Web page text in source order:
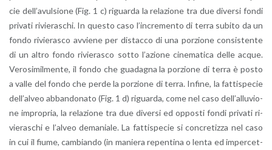
cie del­l’a­vul­sio­ne (Fig. 1 c) ri­guar­da la re­la­zio­ne tra due di­ver­si fondi
pri­va­ti ri­vie­ra­schi. In que­sto caso l’in­cre­men­to di terra su­bi­to da un
fondo ri­vie­ra­sco av­vie­ne per di­stac­co di una por­zio­ne con­si­sten­te
di un altro fondo ri­vie­ra­sco sotto l’a­zio­ne ci­ne­ma­ti­ca delle acque.
Ve­ro­si­mil­men­te, il fondo che gua­da­gna la por­zio­ne di terra è posto
a valle del fondo che perde la por­zio­ne di terra. In­fi­ne, la fat­ti­spe­cie
del­l’al­veo ab­ban­do­na­to (Fig. 1 d) ri­guar­da, come nel caso del­l’al­lu­vio­
ne im­pro­pria, la re­la­zio­ne tra due di­ver­si ed op­po­sti fondi pri­va­ti ri­
vie­ra­schi e l’al­veo de­ma­nia­le. La fat­ti­spe­cie si con­cre­tiz­za nel caso
in cui il fiume, cam­bian­do (in ma­nie­ra re­pen­ti­na o lenta ed im­per­cet­